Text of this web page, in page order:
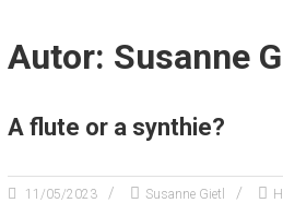
Autor: Susanne
A flute or a synthie?
11/05/2023 Susanne Gietl